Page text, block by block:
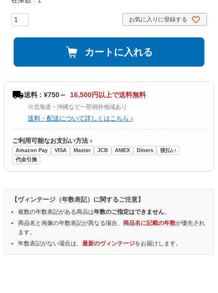
お気に入りに登録する
カートに入れる
送料 : ¥750～ 16,500円以上で送料無料
※北海道・沖縄など一部例外地域あり
送料・配送について詳しくはこちら ›
ご利用可能なお支払い方法 ›
Amazon Pay VISA Master JCB AMEX Diners
後払い
代金引換
【ヴィンテージ（年数表記）に関するご注意】
複数の年数表記がある商品は年数のご指定はできません。
商品名と画像の年数表記が異なる場合、 商品名に記載の年数が優先され
ます。
年数表記がない場合は、 最新のヴィンテージをお届けします。